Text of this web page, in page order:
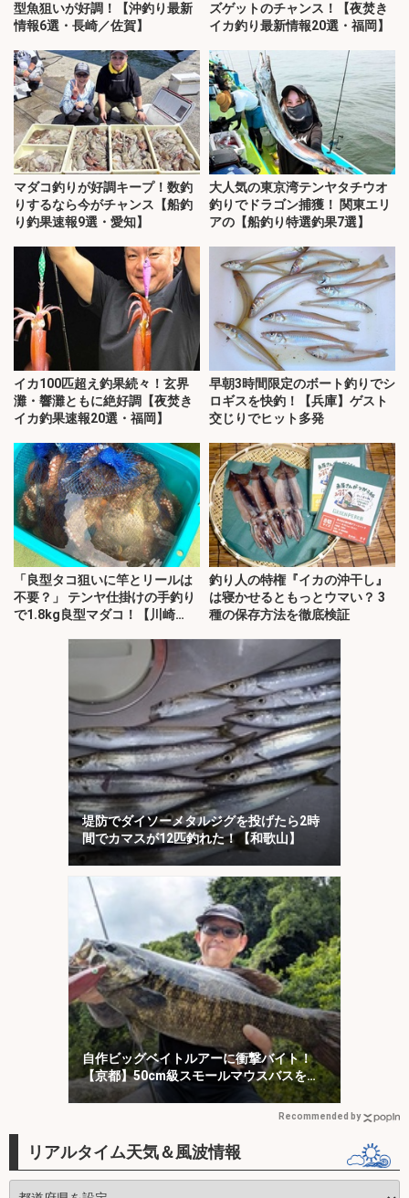
型魚狙いが好調！【沖釣り最新
情報6選・長崎／佐賀】
ズゲットのチャンス！【夜焚き
イカ釣り最新情報20選・福岡】
マダコ釣りが好調キープ！数釣
りするなら今がチャンス【船釣
り釣果速報9選・愛知】
大人気の東京湾テンヤタチウオ
釣りでドラゴン捕獲！ 関東エリ
アの【船釣り特選釣果7選】
イカ100匹超え釣果続々！玄界
灘・響灘ともに絶好調【夜焚き
イカ釣果速報20選・福岡】
早朝3時間限定のボート釣りでシ
ロギスを快釣！【兵庫】ゲスト
交じりでヒット多発
「良型タコ狙いに竿とリールは
不要？」 テンヤ仕掛けの手釣り
で1.8kg良型マダコ！【川崎
釣り人の特権『イカの沖干し』
は寝かせるともっとウマい？ 3
種の保存方法を徹底検証
堤防でダイソーメタルジグを投げたら2時
間でカマスが12匹釣れた！【和歌山】
自作ビッグベイトルアーに衝撃バイト！
【京都】50cm級スモールマウスバスをキ
ャッチ
Recommended by
リアルタイム天気＆風波情報